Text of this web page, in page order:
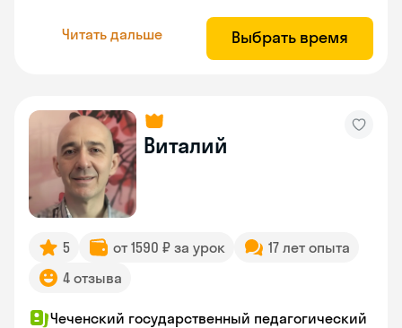
Читать дальше Выбрать время
Виталий
5 от 1590 ₽ за урок
17 лет опыта
4 отзыва
Чеченский государственный педагогический